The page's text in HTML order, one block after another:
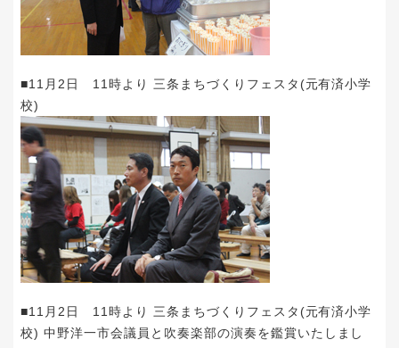
■11月2日 11時より 三条まちづくりフェスタ(元有済小学
校)
■11月2日 11時より 三条まちづくりフェスタ(元有済小学
校) 中野洋一市会議員と吹奏楽部の演奏を鑑賞いたしまし